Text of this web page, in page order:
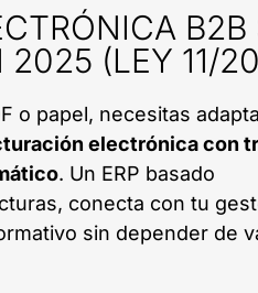
B2B
2025 (LEY 11/
o papel, necesitas
electrónica con
. Un ERP basado
conecta con tu
sin depender de